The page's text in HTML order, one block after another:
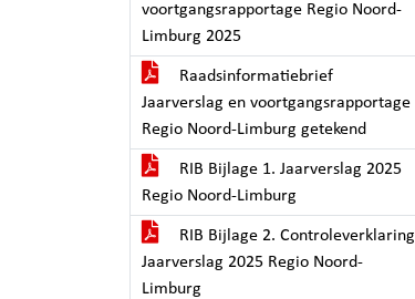
voortgangsrapportage Regio Noord-
Limburg 2025
Raadsinformatiebrief
Jaarverslag en voortgangsrapportage
Regio Noord-Limburg getekend
RIB Bijlage 1. Jaarverslag 2025
Regio Noord-Limburg
RIB Bijlage 2. Controleverklaring
Jaarverslag 2025 Regio Noord-
Limburg